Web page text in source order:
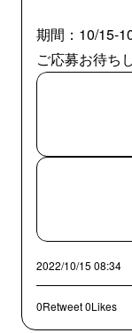
期間：10/15-
ご応募お待ち
2022/10/15 08:34
0Retweet0Likes